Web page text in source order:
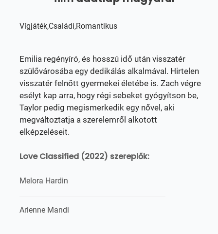
Vígjáték,Családi,Romantikus
Emilia regényíró, és hosszú idő után visszatér
szülővárosába egy dedikálás alkalmával. Hirtelen
visszatér felnőtt gyermekei életébe is. Zach végre
esélyt kap arra, hogy régi sebeket gyógyítson be,
Taylor pedig megismerkedik egy nővel, aki
megváltoztatja a szerelemről alkotott
elképzeléseit.
Love Classified (2022) szereplők:
Melora Hardin
Arienne Mandi